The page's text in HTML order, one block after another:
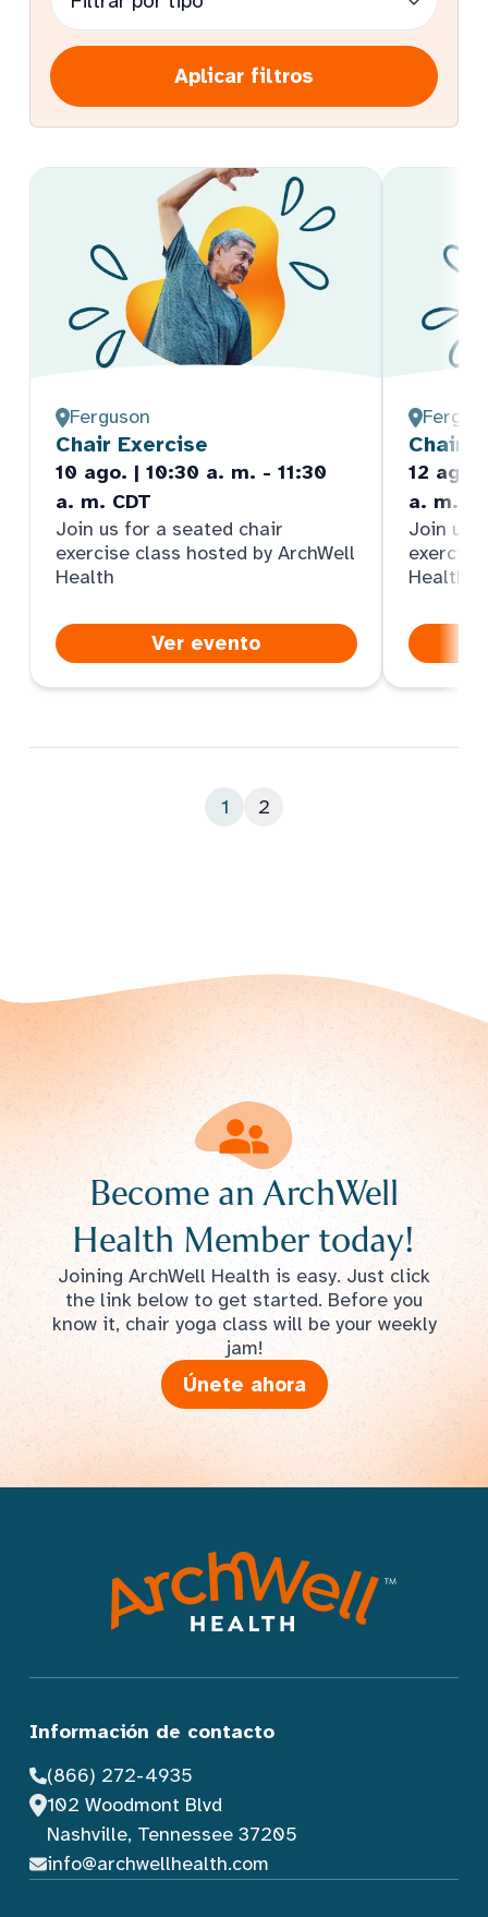
Aplicar filtros
Ferguson
Chair Exercise
10 ago. | 10:30 a. m. - 11:30
a. m. CDT
Join us for a seated chair
exercise class hosted by ArchWell
Health
Ver evento
Chair
12 ago.
a. m.
Join us
Health
1 2
Become an ArchWell
Health Member today!
Joining ArchWell Health is easy. Just click
the link below to get started. Before you
know it, chair yoga class will be your weekly
jam!
Únete ahora
Información de contacto
(866) 272-4935
102 Woodmont Blvd
Nashville, Tennessee 37205
info@archwellhealth.com